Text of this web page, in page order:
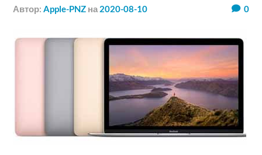
Автор:Apple-PNZ на 2020-08-10 0